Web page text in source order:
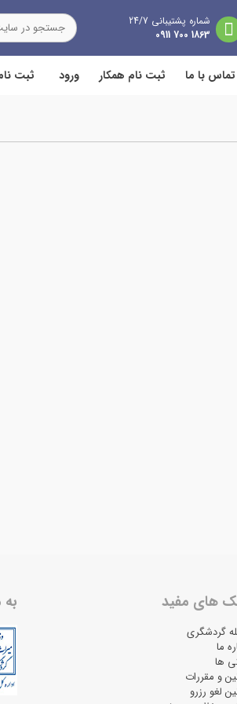
شماره پشتیبانی 24/7
1863 700 0911
تماس با ما ثبت نام همکار ورود ثبت
های مفید
گردشگری
ما
ها
و مقررات
لغو رزرو
به